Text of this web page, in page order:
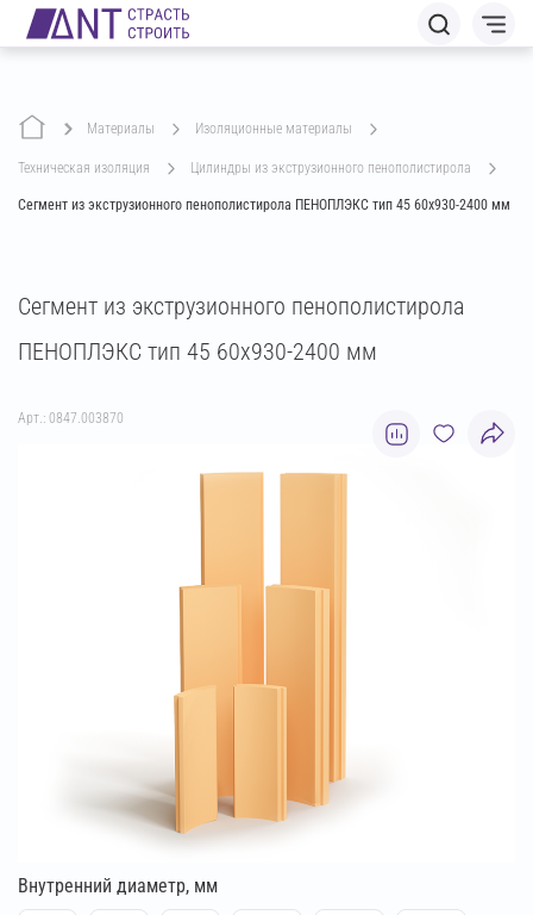
Материалы изоляционные материалы
техническая изоляция цилиндры из экструзионного пенополистирола
Сегмент из экструзионного пенополистирола ПЕНОПЛЭКС тип 45 60х930-2400 мм
Сегмент из экструзионного пенополистирола
ПЕНОПЛЭКС тип 45 60х930-2400 мм
Арт.: 0847.003870
Внутренний диаметр, мм